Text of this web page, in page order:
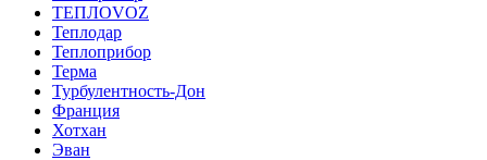
ТЕПЛОVOZ
Теплодар
Теплоприбор
Терма
Турбулентность-Дон
Франция
Хотхан
Эван